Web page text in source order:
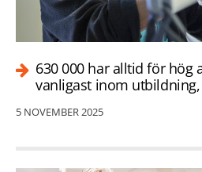
630 000 har alltid för hög
vanligast inom
5 NOVEMBER 2025